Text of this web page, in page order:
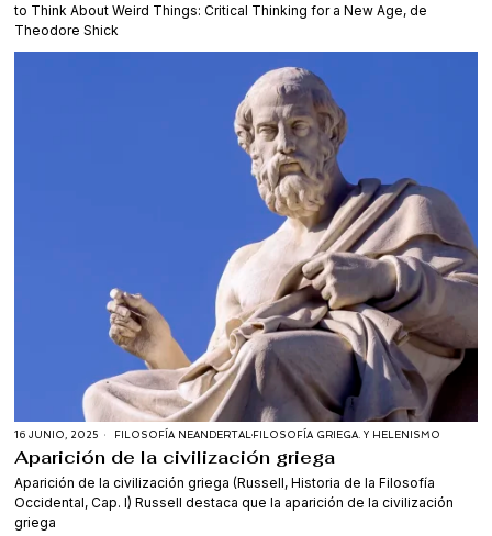
to Think About Weird Things: Critical Thinking for a New Age, de
Theodore Shick
16 JUNIO, 2025 FILOSOFÍA NEANDERTAL· FILOSOFÍA GRIEGA. Y HELENISMO
Aparición de la civilización griega
Aparición de la civilización griega (Russell, Historia de la Filosofía
Occidental, Cap. I) Russell destaca que la aparición de la civilización
griega